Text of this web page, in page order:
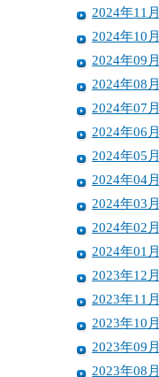
2024年11月
2024年10月
2024年09月
2024年08月
2024年07月
2024年06月
2024年05月
2024年04月
2024年03月
2024年02月
2024年01月
2023年12月
2023年11月
2023年10月
2023年09月
2023年08月